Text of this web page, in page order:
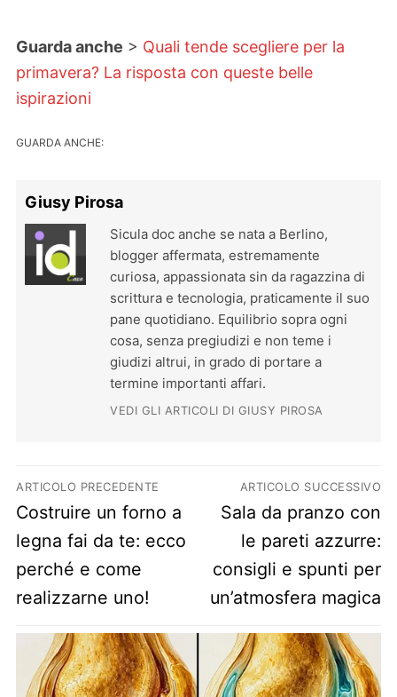
Guarda anche > Quali tende scegliere per la
primavera? La risposta con queste belle
ispirazioni
GUARDA ANCHE:
Giusy Pirosa
Sicula doc anche se nata a Berlino,
blogger affermata, estremamente
curiosa, appassionata sin da ragazzina di
scrittura e tecnologia, praticamente il suo
pane quotidiano. Equilibrio sopra ogni
cosa, senza pregiudizi e non teme i
giudizi altrui, in grado di portare a
termine importanti affari.
VEDI GLI ARTICOLI DI GIUSY PIROSA
Navigazione articoli
ARTICOLO PRECEDENTE
Previous post:
Costruire un forno a
legna fai da te: ecco
perché e come
realizzarne uno!
ARTICOLO SUCCESSIVO
Next post:
Sala da pranzo con
le pareti azzurre:
consigli e spunti per
un’atmosfera magica